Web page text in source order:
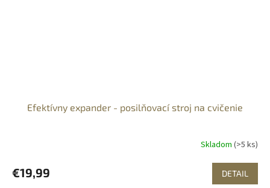
Efektívny expander - posilňovací stroj na cvičenie
Skladom (>5 ks)
€19,99 DETAIL